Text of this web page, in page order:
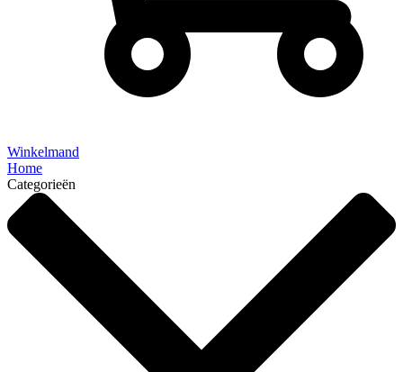
Winkelmand
Home
Categorieën